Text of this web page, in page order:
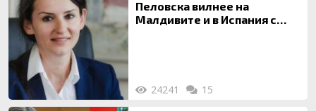
Пеловска вилнее на
Малдивите и в Испания с
24241 15